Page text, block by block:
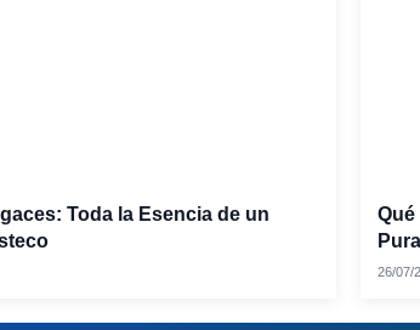
Toda la Esencia de un
26/07/